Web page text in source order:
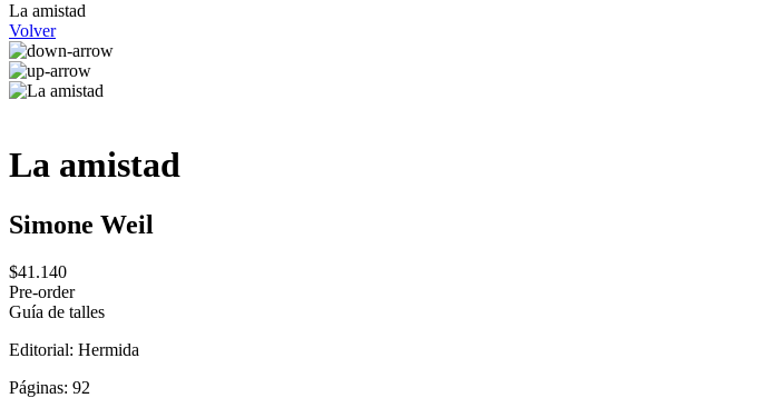
La amistad
Volver
La amistad
Simone Weil
$41.140
Pre-order
Guía de talles
Editorial: Hermida
Páginas: 92